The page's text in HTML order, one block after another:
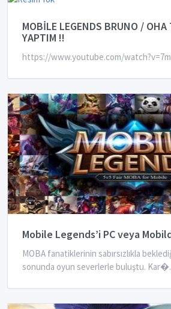
MOBİLE LEGENDS BRUNO / OHA
YAPTIM !!
https://www.youtube.com/
Mobile Legends’i PC veya
MOBA fanatiklerinin sabırsızlıkla
sonunda oyun severlerle buluştu.